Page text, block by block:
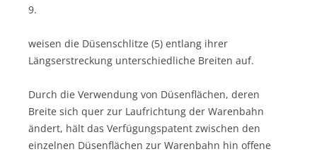
9.
weisen die Düsenschlitze (5) entlang ihrer
Längserstreckung unterschiedliche Breiten auf.
Durch die Verwendung von Düsenflächen, deren
Breite sich quer zur Laufrichtung der Warenbahn
ändert, hält das Verfügungspatent zwischen den
einzelnen Düsenflächen zur Warenbahn hin offene